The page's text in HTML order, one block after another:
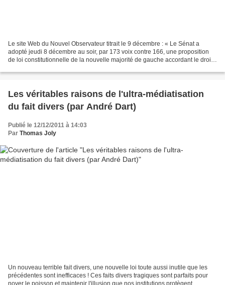
Le site Web du Nouvel Observateur titrait le 9 décembre : « Le Sénat a
adopté jeudi 8 décembre au soir, par 173 voix contre 166, une proposition
de loi constitutionnelle de la nouvelle majorité de gauche accordant le droit
Les véritables raisons de l'ultra-médiatisation
du fait divers (par André Dart)
Publié le 12/12/2011 à 14:03
Par Thomas Joly
Un nouveau terrible fait divers, une nouvelle loi toute aussi inutile que les
précédentes sont inefficaces ! Ces faits divers tragiques sont parfaits pour
noyer le poisson et maintenir l'illusion que nos institutions protègent